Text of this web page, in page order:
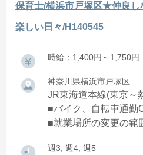
保育士/横浜市戸塚区★仲良し
楽しい日々/H140545
時給：1,400円～1,750円
神奈川県横浜市戸塚区
JR東海道本線(東京～
■バイク、自転車通勤
■就業場所の変更の範
週3, 週4, 週5